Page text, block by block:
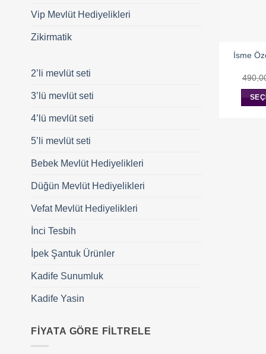
Vip Mevlüt Hediyelikleri
Zikirmatik
2’li mevlüt seti
3’lü mevlüt seti
4’lü mevlüt seti
5’li mevlüt seti
Bebek Mevlüt Hediyelikleri
Düğün Mevlüt Hediyelikleri
Vefat Mevlüt Hediyelikleri
İnci Tesbih
İpek Şantuk Ürünler
Kadife Sunumluk
Kadife Yasin
FIYATA GÖRE FILTRELE
İsme